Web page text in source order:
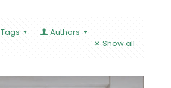
Tags
Authors
Show all